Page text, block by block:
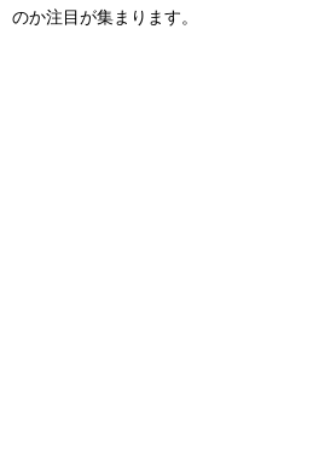
のか注目が集まります。